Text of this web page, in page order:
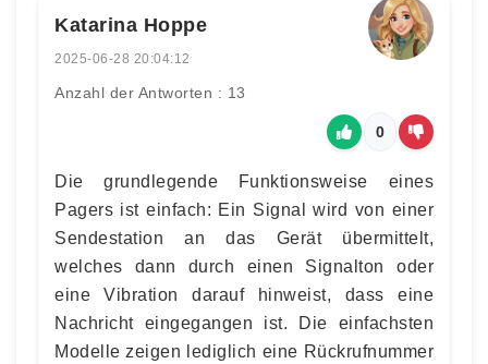
Katarina Hoppe
2025-06-28 20:04:12
Anzahl der Antworten : 13
0
Die grundlegende Funktionsweise eines
Pagers ist einfach: Ein Signal wird von einer
Sendestation an das Gerät übermittelt,
welches dann durch einen Signalton oder
eine Vibration darauf hinweist, dass eine
Nachricht eingegangen ist. Die einfachsten
Modelle zeigen lediglich eine Rückrufnummer